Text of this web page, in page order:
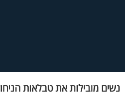
נשים מובילות את טבלאות